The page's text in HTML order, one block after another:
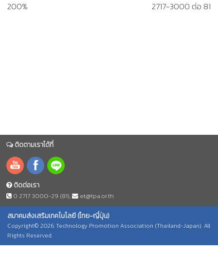
200%
2717-3000 ต่อ 81
ติดตามเราได้ที่
ติดต่อเรา
0 2717 3000-29 (81), et@tpa.or.th
สมาคมส่งเสริมเทคโนโลยี (ไทย-ญี่ปุ่น)
Copyright© 2026 Technology Promotion Association (Thailand-Japan). All
Rights Reserved.